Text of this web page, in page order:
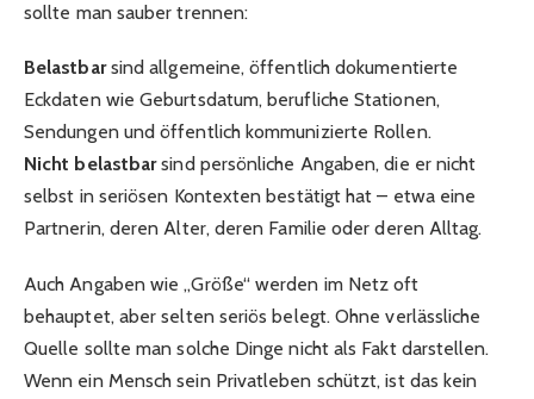
sollte man sauber trennen:
Belastbarsind allgemeine, öffentlich dokumentierte
Eckdaten wie Geburtsdatum, berufliche Stationen,
Sendungen und öffentlich kommunizierte Rollen.
Nicht belastbarsind persönliche Angaben, die er nicht
selbst in seriösen Kontexten bestätigt hat – etwa eine
Partnerin, deren Alter, deren Familie oder deren Alltag.
Auch Angaben wie „Größe“ werden im Netz oft
behauptet, aber selten seriös belegt. Ohne verlässliche
Quelle sollte man solche Dinge nicht als Fakt darstellen.
Wenn ein Mensch sein Privatleben schützt, ist das kein